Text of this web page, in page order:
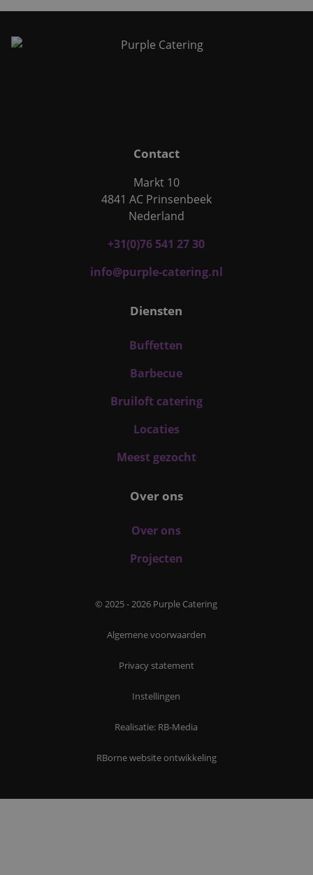
Contact
Markt 10
4841 AC Prinsenbeek
Nederland
+31(0)76 541 27 30
info@purple-catering.nl
Diensten
Buffetten
Barbecue
Bruiloft catering
Locaties
Meest gezocht
Over ons
Over ons
Projecten
© 2025 - 2026 Purple Catering
Algemene voorwaarden
Privacy statement
Instellingen
Realisatie: RB-Media
RBorne website ontwikkeling